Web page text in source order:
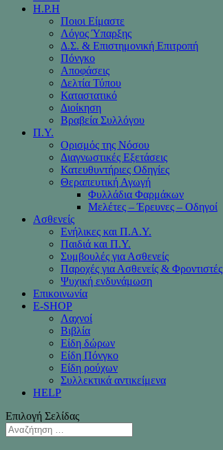
H.P.H
Ποιοι Είμαστε
Λόγος Ύπαρξης
Δ.Σ. & Επιστημονική Επιτροπή
Πόνγκο
Αποφάσεις
Δελτία Τύπου
Καταστατικό
Διοίκηση
Βραβεία Συλλόγου
Π.Υ.
Ορισμός της Νόσου
Διαγνωστικές Εξετάσεις
Κατευθυντήριες Οδηγίες
Θεραπευτική Αγωγή
Φυλλάδια Φαρμάκων
Μελέτες – Έρευνες – Οδηγοί
Ασθενείς
Ενήλικες και Π.Α.Υ.
Παιδιά και Π.Υ.
Συμβουλές για Ασθενείς
Παροχές για Ασθενείς & Φροντιστές
Ψυχική ενδυνάμωση
Επικοινωνία
Ε-SHOP
Λαχνοί
Βιβλία
Είδη δώρων
Είδη Πόνγκο
Είδη ρούχων
Συλλεκτικά αντικείμενα
HELP
Επιλογή Σελίδας